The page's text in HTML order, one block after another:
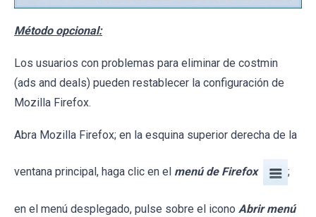
Método opcional:
Los usuarios con problemas para eliminar de costmin
(ads and deals) pueden restablecer la configuración de
Mozilla Firefox.
Abra Mozilla Firefox; en la esquina superior derecha de la
ventana principal, haga clic en el menú de Firefox ;
en el menú desplegado, pulse sobre el icono Abrir menú